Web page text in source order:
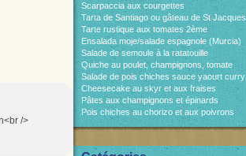
/>
Scarpaccia aux courgettes
Tarta de Santiago ou gâteau de St Jacques
Tarte rustique aux tomates 2ème
Ensalada moje/salade espagnole (Murcia)
Salade de semoule à la ratatouille
Quiche au poulet, champignons, tomate
Salade de pois chiches sauce yaourt curry
Cheesecake au skyr et aux fraises
Pâtes aux champignons et épinards
Pois chiches au chorizo et aux poivrons